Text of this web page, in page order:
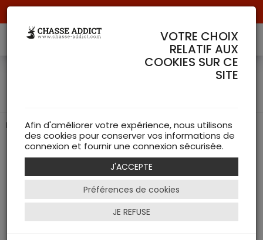
Peson Rond 200 Kg Fuzyon
Peson Rond 200KG de chez FUZYON CHASSE
VOTRE CHOIX
RELATIF AUX
COOKIES SUR CE
SITE
Afin d'améliorer votre expérience, nous utilisons
des cookies pour conserver vos informations de
connexion et fournir une connexion sécurisée.
J'ACCEPTE
Préférences de cookies
JE REFUSE